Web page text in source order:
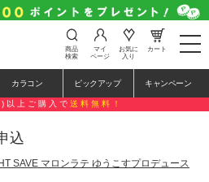
t
o
e
n
商品
検索
マイ
ページ
お気に
入り
カート
カラコン ピックアップ キャンペーン
上ご購入で 送料無料！
込
SAVE マロンラテ ゆうこすプロデュース